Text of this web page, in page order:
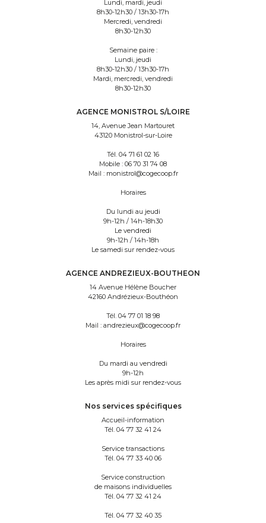
Lundi, mardi, jeudi
8h30-12h30 / 13h30-17h
Mercredi, vendredi
8h30-12h30
Semaine paire :
Lundi, jeudi
8h30-12h30 / 13h30-17h
Mardi, mercredi, vendredi
8h30-12h30
AGENCE MONISTROL S/LOIRE
14, Avenue Jean Martouret
43120 Monistrol-sur-Loire
Tél. 04 71 61 02 16
Mobile : 06 70 31 74 08
Mail : monistrol@cogecoop.fr
Horaires
Du lundi au jeudi
9h-12h / 14h-18h30
Le vendredi
9h-12h / 14h-18h
Le samedi sur rendez-vous
AGENCE ANDREZIEUX-BOUTHEON
14 Avenue Hélène Boucher
42160 Andrézieux-Bouthéon
Tél. 04 77 01 18 98
Mail : andrezieux@cogecoop.fr
Horaires
Du mardi au vendredi
9h-12h
Les après midi sur rendez-vous
Nos services spécifiques
Accueil-information
Tél. 04 77 32 41 24
Service transactions
Tél. 04 77 33 40 06
Service construction
de maisons individuelles
Tél. 04 77 32 41 24
Tél. 04 77 32 40 35